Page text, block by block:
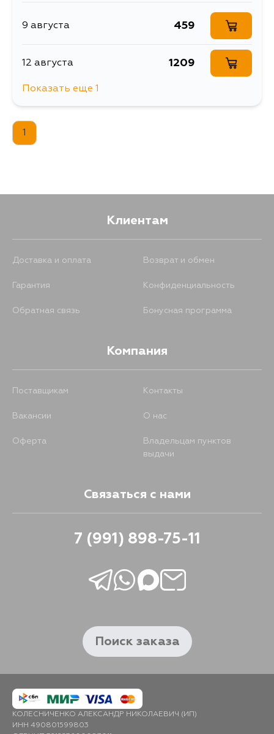
9 августа 459
12 августа 1209
Показать еще 1
1
Клиентам
Доставка и оплата Возврат и обмен
Гарантия Конфиденциальность
Обратная связь Бонусная программа
Компания
Поставщикам Контакты
Вакансии О нас
Оферта
Владельцам пунктов
выдачи
Связаться с нами
7 (991) 898-75-11
Поиск заказа
КОЛЕСНИЧЕНКО АЛЕКСАНДР НИКОЛАЕВИЧ (ИП)
ИНН 490801599803